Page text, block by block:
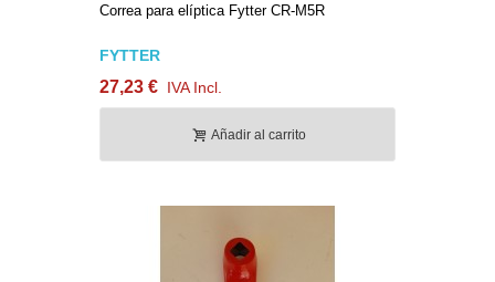
Correa para elíptica Fytter CR-M5R
FYTTER
27,23 € IVA Incl.
Añadir al carrito